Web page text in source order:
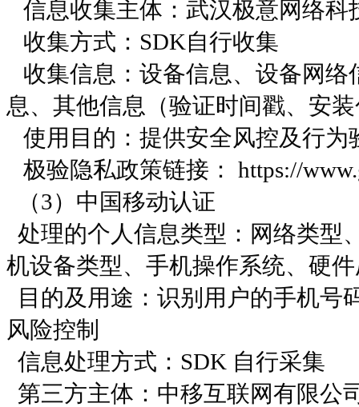
信息收集主体：武汉极意网络科
收集方式：SDK自行收集
收集信息：设备信息、设备网
息、其他信息（验证时间戳、安
使用目的：提供安全风控及行为
极验隐私政策链接： https://
（3）中国移动认证
处理的个人信息类型：网络类型
机设备类型、手机操作系统、硬
目的及用途：识别⽤户的⼿机号
风险控制
信息处理方式：SDK 自行采集
第三方主体：中移互联网有限公